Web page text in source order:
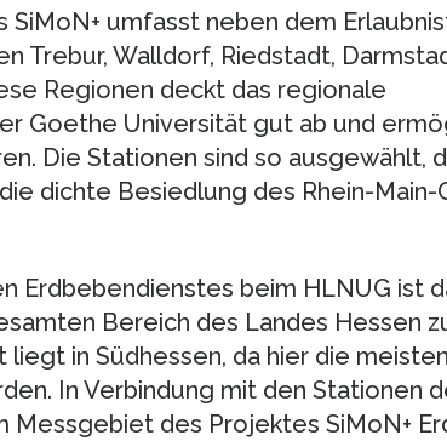
umfasst neben dem
Trebur, Walldorf, Riedstadt,
Regionen deckt das regionale
Goethe Universität gut ab und
Die Stationen sind so ausgewählt,
dichte Besiedlung des Rhein-Main-
Erdbebendienstes beim HLNUG ist
Bereich des Landes Hessen
liegt in Südhessen, da hier die meisten
In Verbindung mit den Stationen
Messgebiet des Projektes SiMoN+